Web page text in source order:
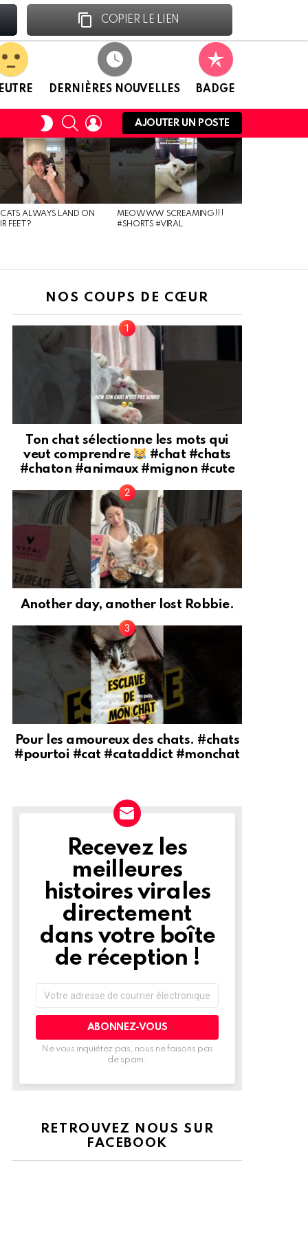
DERNIÈRES NOUVELLES BADGE
CHANGER
PEAU
RECHERCHECONNEXION
AJOUTER UN POSTE
ALWAYS LAND ON
FEET?
MEOWWW SCREAMING!!!
#SHORTS #VIRAL
NOS COUPS DE CŒUR
Ton chat sélectionne les mots qui
veut comprendre
#chat #chats
#chaton #animaux #mignon #cute
Another day, another lost Robbie.
Pour les amoureux des chats. #chats
#pourtoi #cat #cataddict #monchat
NEWSLETTER
Recevez les
meilleures
histoires virales
directement
dans votre boîte
de réception !
de
courrier
électronique:
Ne vous inquiétez pas, nous ne faisons pas
de spam.
RETROUVEZ NOUS SUR
FACEBOOK
COPIER LE LIEN